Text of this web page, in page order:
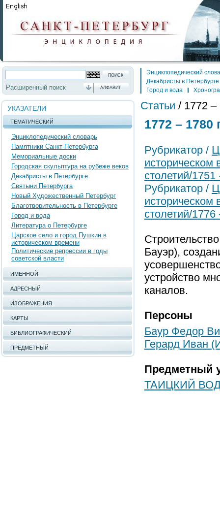
Расширенный поиск АЛФАВИТ
УКАЗАТЕЛИ
ТЕМАТИЧЕСКИЙ
Энциклопедический словарь
Памятники Санкт-Петербурга
Мемориальные доски
Городская скульптура на рубеже веков
Декабристы в Петербурге
Святыни Петербурга
Новый Художественный Петербург
Благотворительность в Петербурге
Город и вода
Литература о Петербурге
Царское село и город Пушкин в
историческом времени
Политические репрессии в годы
советской власти
ИМЕННОЙ
АДРЕСНЫЙ
ИЗОБРАЖЕНИЯ
КАРТЫ
БИБЛИОГРАФИЧЕСКИЙ
ПРЕДМЕТНЫЙ
Энциклопедический
Декабристы в Петербурге
Город и вода
Статьи / 1772 –
1772 – 1780
Рубрикатор /
историческом
столетий/1751
Рубрикатор /
историческом
столетий/1776
Бауэр),
устройство
каналов.
Персоны
Баур Федор
Герард Иван
Предметный
ТАИЦКИЙ